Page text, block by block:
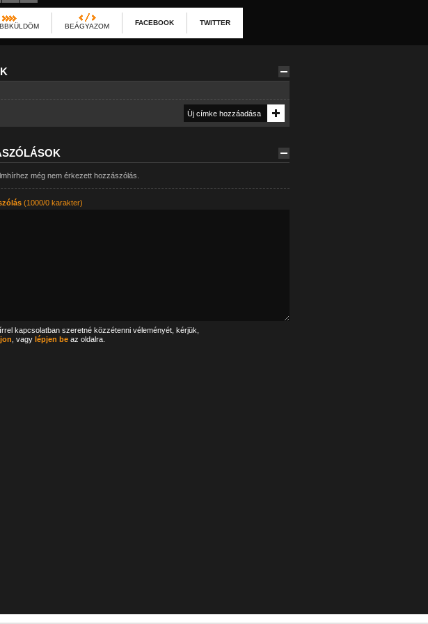
BEÁGYAZOM FACEBOOK TWITTER
még nem érkezett hozzászólás.
(1000/0 karakter)
kapcsolatban szeretné közzétenni véleményét, kérjük,
, vagy lépjen beaz oldalra.